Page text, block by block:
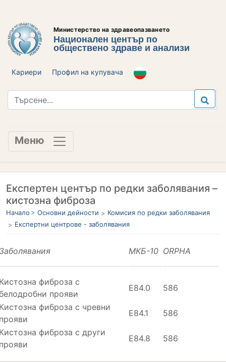
Министерство на здравеопазването
Национален център по
обществено здраве и анализи
Кариери Профил на купувача
Меню
Експертен център по редки заболявания –
кистозна фиброза
Начало Основни дейности
Комисия по редки заболявания
Експертни центрове - заболявания
МКБ-10 ORPHA
фиброза с
прояви
E84.0
586
фиброза с чревни
E84.1
586
фиброза с други
E84.8 586